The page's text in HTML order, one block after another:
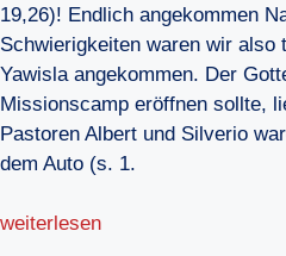
19,26)! Endlich angekommen
Schwierigkeiten waren wir also
Yawisla angekommen. Der
Missionscamp eröffnen sollte,
Pastoren Albert und Silverio
dem Auto (s. 1.
weiterlesen